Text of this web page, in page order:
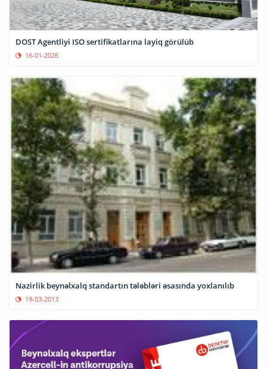
DOST Agentliyi ISO sertifikatlarına layiq görülüb
16-01-2026
Nazirlik beynəlxalq standartın tələbləri əsasında yoxlanılıb
19-03-2013